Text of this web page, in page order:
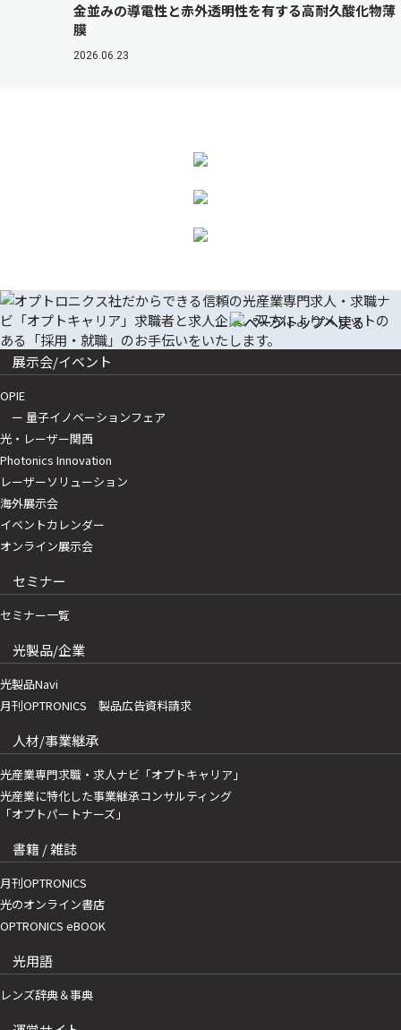
金並みの導電性と赤外透明性を有する高耐久酸化物薄
膜
2026.06.23
展示会/イベント
OPIE
ー 量子イノベーションフェア
光・レーザー関西
Photonics Innovation
レーザーソリューション
海外展示会
イベントカレンダー
オンライン展示会
セミナー
セミナー一覧
光製品/企業
光製品Navi
月刊OPTRONICS 製品広告資料請求
人材/事業継承
光産業専門求職・求人ナビ「オプトキャリア」
光産業に特化した事業継承コンサルティング
「オプトパートナーズ」
書籍 / 雑誌
月刊OPTRONICS
光のオンライン書店
OPTRONICS eBOOK
光用語
レンズ辞典＆事典